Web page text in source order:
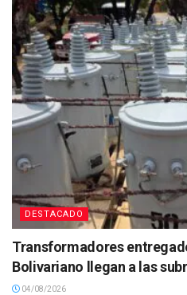
DESTACADO
Transformadores
Bolivariano llegan a las
04/08/2026